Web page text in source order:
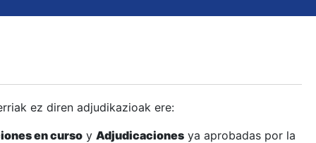
ez diren adjudikazioak ere:
en curso y Adjudicaciones ya aprobadas por la